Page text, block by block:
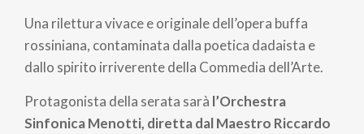
Una rilettura vivace e originale dell’opera buffa
rossiniana, contaminata dalla poetica dadaista e
dallo spirito irriverente della Commedia dell’Arte.
Protagonista della serata sarà l’Orchestra
Sinfonica Menotti, diretta dal Maestro Riccardo